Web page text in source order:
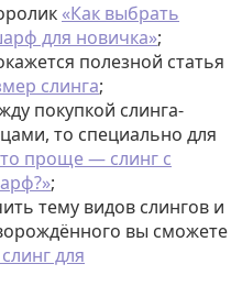
«Как выбрать
для новичка»;
полезной статья
слинга;
покупкой слинга-
то специально для
проще — слинг с
;
тему видов слингов и
вы сможете
для